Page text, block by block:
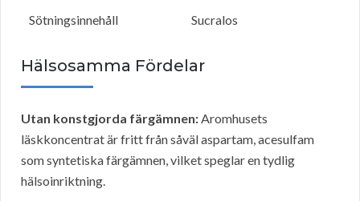
Sötningsinnehåll
Sucralos
Hälsosamma Fördelar
Utan konstgjorda färgämnen:Aromhusets
läskkoncentrat är fritt från såväl aspartam, acesulfam
som syntetiska färgämnen, vilket speglar en tydlig
hälsoinriktning.